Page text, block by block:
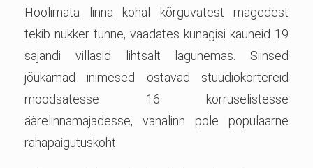
Hoolimata linna kohal kõrguvatest mägedest
tekib nukker tunne, vaadates kunagisi kauneid 19
sajandi villasid lihtsalt lagunemas. Siinsed
jõukamad inimesed ostavad stuudiokortereid
moodsatesse 16 korruselistesse
äärelinnamajadesse, vanalinn pole populaarne
rahapaigutuskoht.